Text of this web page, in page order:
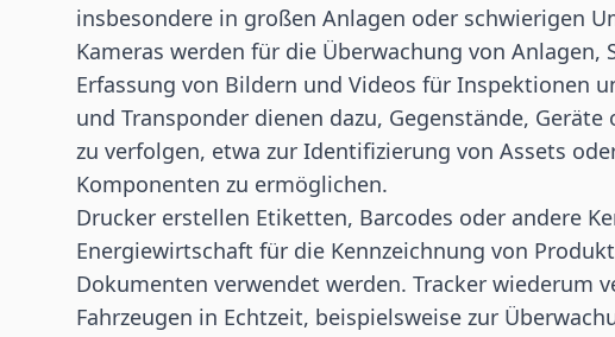
insbesondere in großen Anlagen oder schwierigen
Kameras werden für die Überwachung von Anlagen,
Erfassung von Bildern und Videos für Inspektionen
und Transponder dienen dazu, Gegenstände,
zu verfolgen, etwa zur Identifizierung von Assets
Komponenten zu ermöglichen.
Drucker erstellen Etiketten, Barcodes oder andere
Energiewirtschaft für die Kennzeichnung von
Dokumenten verwendet werden. Tracker wiederum
Fahrzeugen in Echtzeit, beispielsweise zur